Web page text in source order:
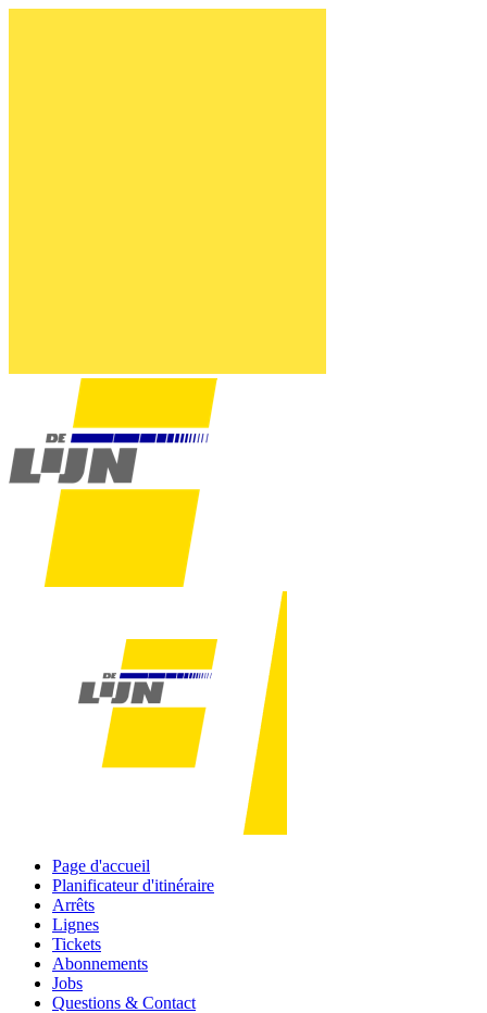
Page d'accueil
Planificateur d'itinéraire
Arrêts
Lignes
Tickets
Abonnements
Jobs
Questions & Contact